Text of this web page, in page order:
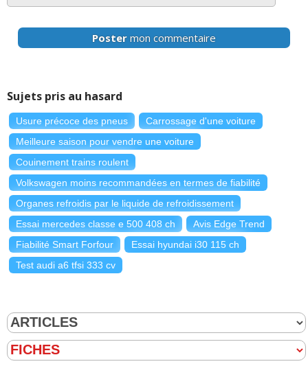
Poster mon commentaire
Sujets pris au hasard
Usure précoce des pneus
Carrossage d'une voiture
Meilleure saison pour vendre une voiture
Couinement trains roulent
Volkswagen moins recommandées en termes de fiabilité
Organes refroidis par le liquide de refroidissement
Essai mercedes classe e 500 408 ch
Avis Edge Trend
Fiabilité Smart Forfour
Essai hyundai i30 115 ch
Test audi a6 tfsi 333 cv